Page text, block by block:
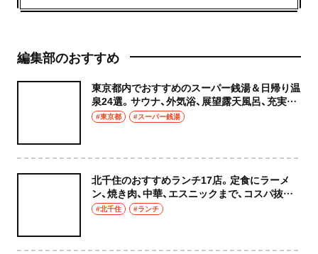
編集部のおすすめ
東京都内でおすすめのスーパー銭湯＆日帰り温
泉24選。サウナ、外気浴、展望露天風呂、充実の
癒やし空間へ
#東京都 #スーパー銭湯
北千住のおすすめランチ17店。定食にラーメ
ン、焼き肉、中華、エスニックまで、コスパ抜群
な店もおしゃれな店も網羅してご紹介！
#北千住 #ランチ